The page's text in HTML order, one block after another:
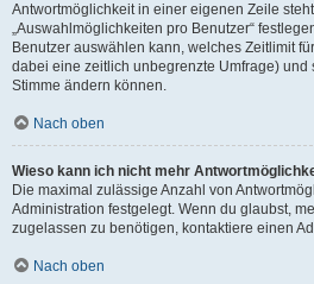
Antwortmöglichkeit in einer eigenen Zeile
„Auswahlmöglichkeiten pro Benutzer“
Benutzer auswählen kann, welches Zeitlimit
dabei eine zeitlich unbegrenzte Umfrage)
Stimme ändern können.
Nach oben
Wieso kann ich nicht mehr
Die maximal zulässige Anzahl von
Administration festgelegt. Wenn du glaubst,
zugelassen zu benötigen, kontaktiere einen
Nach oben